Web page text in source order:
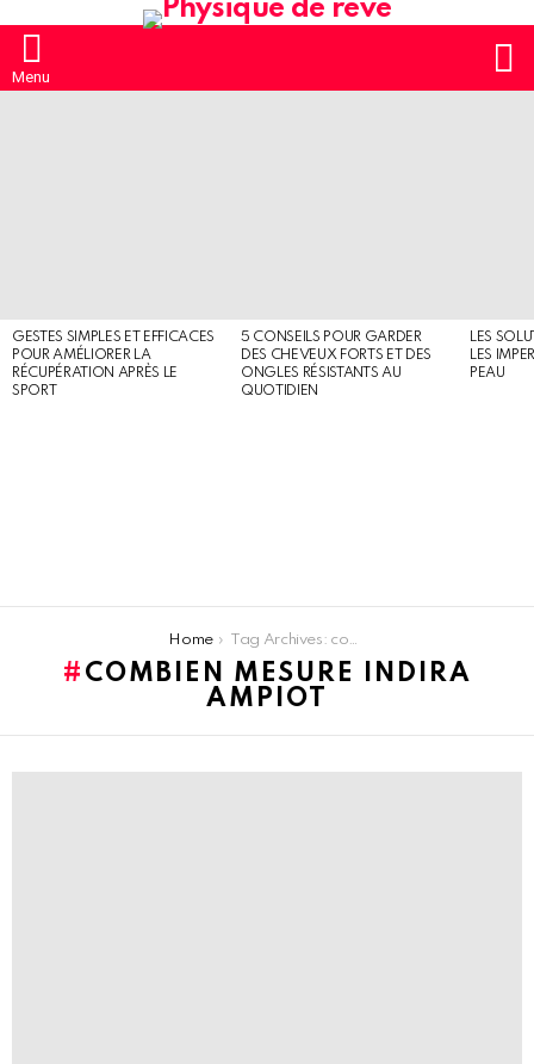
Menu
GESTES SIMPLES ET EFFICACES
POUR AMÉLIORER LA
RÉCUPÉRATION APRÈS LE
SPORT
5 CONSEILS POUR GARDER
DES CHEVEUX FORTS ET DES
ONGLES RÉSISTANTS AU
QUOTIDIEN
LES
LES
PEAU
Home Tag Archives: combien mesure Indira Ampiot
COMBIEN MESURE INDIRA
AMPIOT